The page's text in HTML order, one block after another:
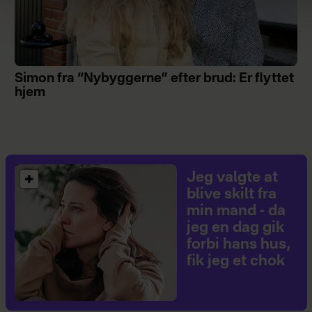
Simon fra “Nybyggerne” efter brud: Er flyttet
hjem
Jeg valgte at
blive skilt fra
min mand - da
jeg en dag gik
forbi hans hus,
fik jeg et chok